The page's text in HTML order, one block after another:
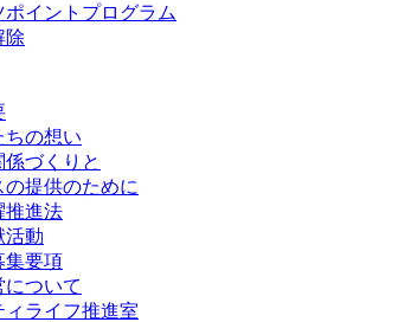
ポイントプログラム
除
ちの想い
づくりと
の提供のために
推進法
活動
集要項
について
ィライフ推進室